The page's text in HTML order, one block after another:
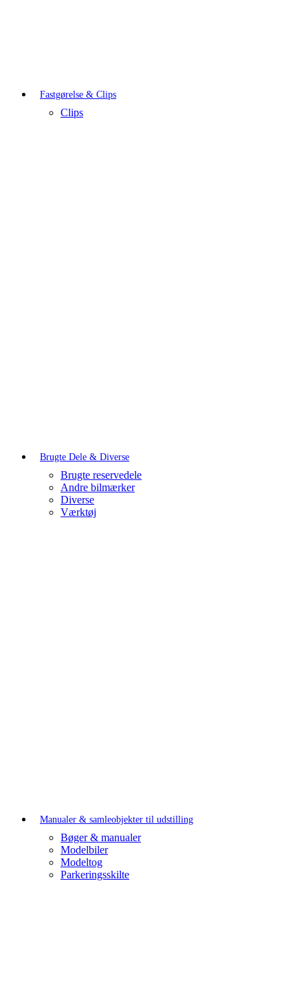
Fastgørelse & Clips
Clips
Brugte Dele & Diverse
Brugte reservedele
Andre bilmærker
Diverse
Værktøj
Manualer & samleobjekter til udstilling
Bøger & manualer
Modelbiler
Modeltog
Parkeringsskilte